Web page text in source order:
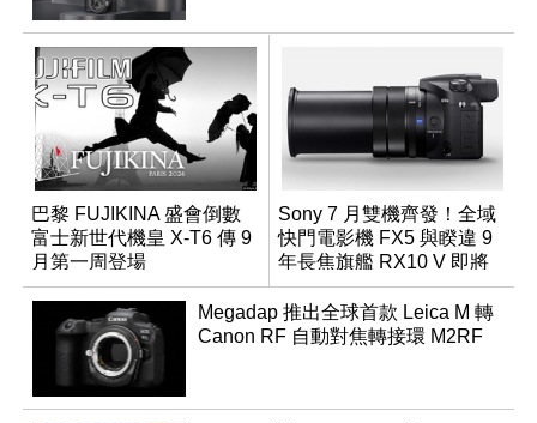
巴黎 FUJIKINA 盛會倒數
富士新世代機皇 X-T6 傳 9
月第一周登場
Sony 7 月雙機齊發！全域
快門電影機 FX5 與睽違 9
年長焦旗艦 RX10 V 即將
登場
Megadap 推出全球首款 Leica M 轉
Canon RF 自動對焦轉接環 M2RF